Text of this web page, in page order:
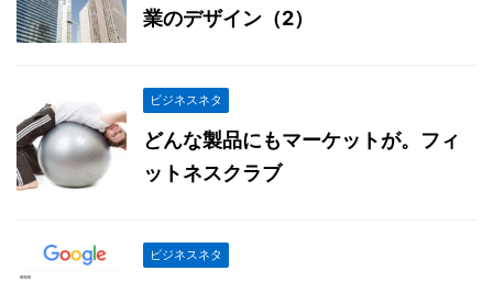
業のデザイン（2）
ビジネスネタ
どんな製品にもマーケットが。フィ
ットネスクラブ
ビジネスネタ